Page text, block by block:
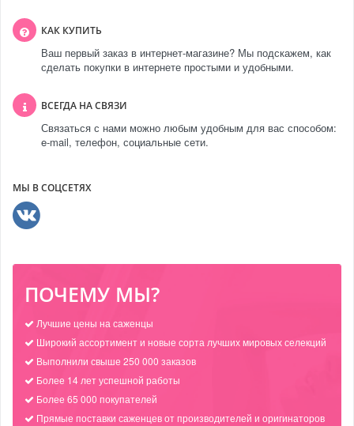
КАК КУПИТЬ
Ваш первый заказ в интернет-магазине? Мы подскажем, как
сделать покупки в интернете простыми и удобными.
ВСЕГДА НА СВЯЗИ
Связаться с нами можно любым удобным для вас способом:
e-mail, телефон, социальные сети.
МЫ В СОЦСЕТЯХ
ПОЧЕМУ МЫ?
Лучшие цены на саженцы
Широкий ассортимент и новые сорта лучших мировых селекций
Выполнили свыше 250 000 заказов
Более 14 лет успешной работы
Более 65 000 покупателей
Прямые поставки саженцев от производителей и оригинаторов